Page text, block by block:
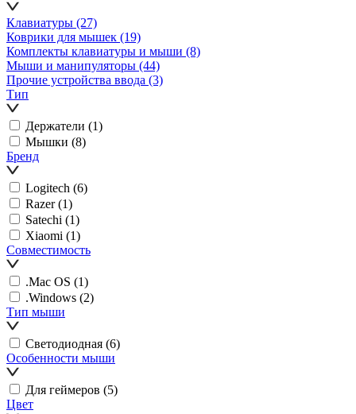
Клавиатуры (27)
Коврики для мышек (19)
Комплекты клавиатуры и мыши (8)
Мыши и манипуляторы (44)
Прочие устройства ввода (3)
Тип
Держатели (1)
Мышки (8)
Бренд
Logitech (6)
Razer (1)
Satechi (1)
Xiaomi (1)
Совместимость
.Mac OS (1)
.Windows (2)
Тип мыши
Светодиодная (6)
Особенности мыши
Для геймеров (5)
Цвет